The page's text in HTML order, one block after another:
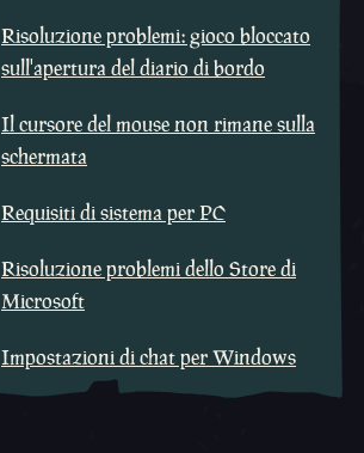
Risoluzione problemi: gioco bloccato
sull'apertura del diario di bordo
Il cursore del mouse non rimane sulla
schermata
Requisiti di sistema per PC
Risoluzione problemi dello Store di
Microsoft
Impostazioni di chat per Windows